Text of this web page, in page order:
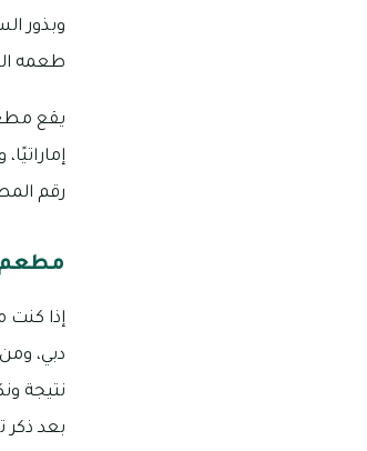
وبذور
طعمه
رقم المطعم:
مطعم
إذا كنت
دبي،
نتيجة
بعد